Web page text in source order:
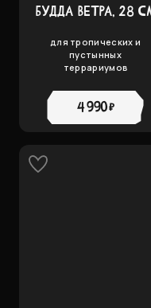
БУДДА ВЕТРА, 28
для тропических и
пустынных
террариумов
4 990 ₽